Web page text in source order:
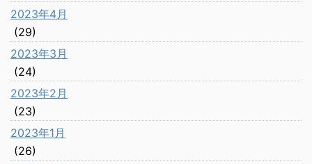
2023年4月
(29)
2023年3月
(24)
2023年2月
(23)
2023年1月
(26)